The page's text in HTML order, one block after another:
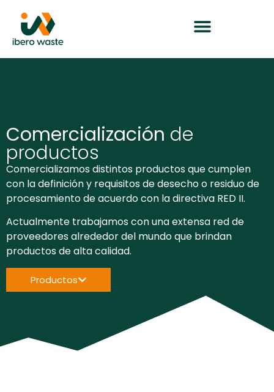
Comercialización de
productos
Comercializamos distintos productos que cumplen
con la definición y requisitos de desecho o residuo de
procesamiento de acuerdo con la directiva RED II.
Actualmente trabajamos con una extensa red de
proveedores alrededor del mundo que brindan
productos de alta calidad.
Productos